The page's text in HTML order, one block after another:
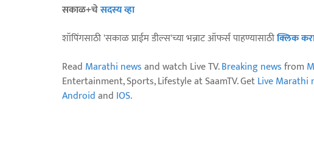
सकाळ+चेसदस्य व्हा
शॉपिंगसाठी 'सकाळ प्राईम डील्स'च्या भन्नाट ऑफर्स पाहण्यासाठीक्लिक
Read Marathi newsand watch Live TV.Breaking newsfrom
Entertainment, Sports, Lifestyle at SaamTV. GetLive Marathi
Androidand IOS.